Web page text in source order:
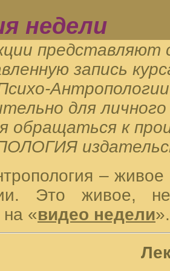
недели
представляют
запись
для
обращаться к
–
Это живое,
на «видео недели».